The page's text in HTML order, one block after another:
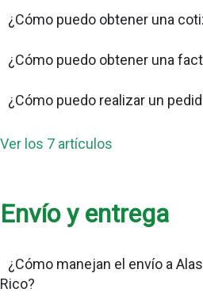
¿Cómo puedo obtener una
¿Cómo puedo obtener una
¿Cómo puedo realizar un
Ver los 7 artículos
Envío y entrega
¿Cómo manejan el envío a
Rico?